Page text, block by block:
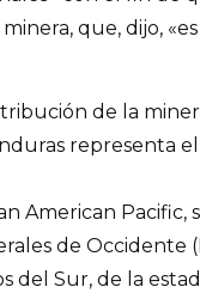
que, dijo,
de la
representa el
American Pacific,
de Occidente
del Sur, de la